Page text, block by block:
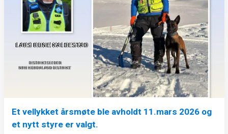
Et vellykket årsmøte ble avholdt 11.mars 2026 og
et nytt styre er valgt.